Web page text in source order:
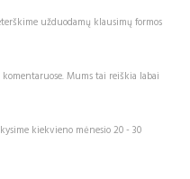
užduodamų klausimų formos
Mums tai reiškia labai
kiekvieno mėnesio 20 - 30